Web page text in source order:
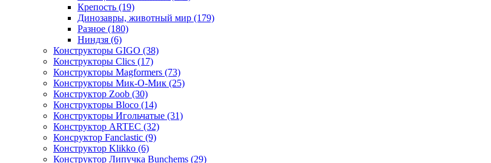
Крепость (19)
Динозавры, животный мир (179)
Разное (180)
Ниндзя (6)
Конструкторы GIGO (38)
Конструкторы Clics (17)
Конструкторы Magformers (73)
Конструкторы Мик-О-Мик (25)
Конструктор Zoob (30)
Конструкторы Bloco (14)
Конструкторы Игольчатые (31)
Конструктор ARTEC (32)
Консруктор Fanclastic (9)
Конструктор Klikko (6)
Конструктор Липучка Bunchems (29)